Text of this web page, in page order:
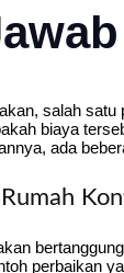
salah
biaya
ada
perbaikan